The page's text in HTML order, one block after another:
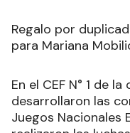
Regalo por
para Mariana
En el CEF N° 1 de
desarrollaron las
Juegos Nacionales